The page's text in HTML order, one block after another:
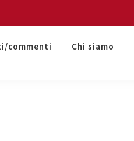
commenti Chi siamo